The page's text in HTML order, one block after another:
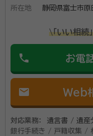
所在地
静岡県富士市原
\「いい相続
phone お電
mail Web
対応業務：
遺言書 / 遺産
銀行手続き / 戸籍収集 /